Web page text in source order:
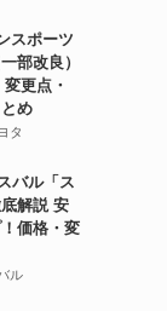
スポーツ
部改良）
更点・
め
タ
バル「ス
解説 安
価格・変
ル